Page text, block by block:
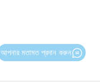
আপনার মতামত প্রদান করুন